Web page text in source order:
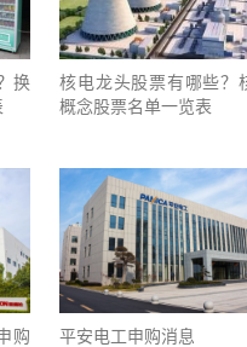
换
核电龙头股票有哪些？
概念股票名单一览表
购
平安电工申购消息